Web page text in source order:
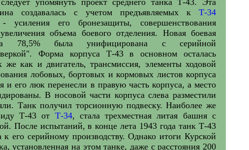
создавалась с учетом предъявляемых к Т-34
- усиления его бронезащиты, совершенствования
объема боевого отделения. Новая боевая
78,5% была унифицирована с серийной
Форма корпуса Т-43 в основном осталась
же как и двигатель, трансмиссия, элементы ходовой
лобовых, бортовых и кормовых листов корпуса
его люк перенесли в правую часть корпуса, а место
В носовой части корпуса слева разместили
Танк получил торсионную подвеску. Наиболее же
Т-43 от Т-34, стала трехместная литая башня с
После испытаний, в конце лета 1943 года танк Т-43
его серийному производству. Однако итоги Курской
на этом танке, даже с расстояния 200